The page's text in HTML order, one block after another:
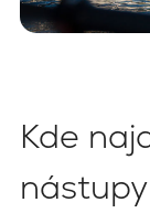
Kde